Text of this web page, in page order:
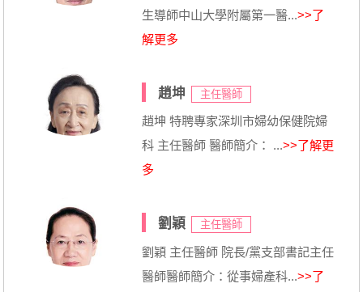
生導師中山大學附屬第一醫...>>了
解更多
趙坤 主任醫師
趙坤 特聘專家深圳市婦幼保健院婦
科 主任醫師 醫師簡介： ...>>了解更
多
劉穎 主任醫師
劉穎 主任醫師 院長/黨支部書記主任
醫師醫師簡介：從事婦產科...>>了